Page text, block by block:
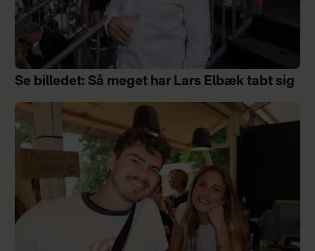
Se billedet: Så meget har Lars Elbæk tabt sig